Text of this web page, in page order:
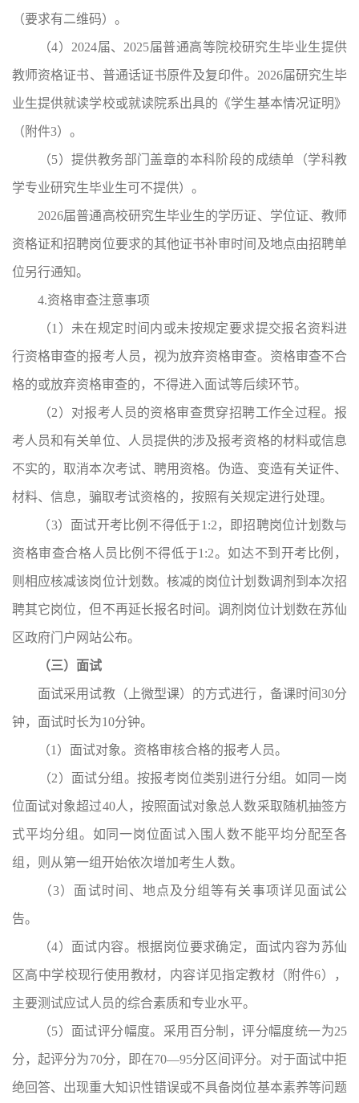
（要求有二维码）。
（4）2024届、2025届普通高等院校研究生毕业生提供
教师资格证书、普通话证书原件及复印件。2026届研究生毕
业生提供就读学校或就读院系出具的《学生基本情况证明》
（附件3）。
（5）提供教务部门盖章的本科阶段的成绩单（学科教
学专业研究生毕业生可不提供）。
2026届普通高校研究生毕业生的学历证、学位证、教师
资格证和招聘岗位要求的其他证书补审时间及地点由招聘单
位另行通知。
4.资格审查注意事项
（1）未在规定时间内或未按规定要求提交报名资料进
行资格审查的报考人员，视为放弃资格审查。资格审查不合
格的或放弃资格审查的，不得进入面试等后续环节。
（2）对报考人员的资格审查贯穿招聘工作全过程。报
考人员和有关单位、人员提供的涉及报考资格的材料或信息
不实的，取消本次考试、聘用资格。伪造、变造有关证件、
材料、信息，骗取考试资格的，按照有关规定进行处理。
（3）面试开考比例不得低于1:2，即招聘岗位计划数与
资格审查合格人员比例不得低于1:2。如达不到开考比例，
则相应核减该岗位计划数。核减的岗位计划数调剂到本次招
聘其它岗位，但不再延长报名时间。调剂岗位计划数在苏仙
区政府门户网站公布。
（三）面试
面试采用试教（上微型课）的方式进行，备课时间30分
钟，面试时长为10分钟。
（1）面试对象。资格审核合格的报考人员。
（2）面试分组。按报考岗位类别进行分组。如同一岗
位面试对象超过40人，按照面试对象总人数采取随机抽签方
式平均分组。如同一岗位面试入围人数不能平均分配至各
组，则从第一组开始依次增加考生人数。
（3）面试时间、地点及分组等有关事项详见面试公
告。
（4）面试内容。根据岗位要求确定，面试内容为苏仙
区高中学校现行使用教材，内容详见指定教材（附件6），
主要测试应试人员的综合素质和专业水平。
（5）面试评分幅度。采用百分制，评分幅度统一为25
分，起评分为70分，即在70—95分区间评分。对于面试中拒
绝回答、出现重大知识性错误或不具备岗位基本素养等问题